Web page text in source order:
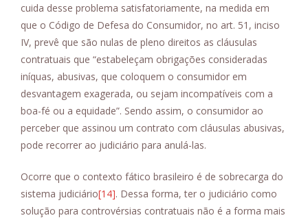
cuida desse problema satisfatoriamente, na medida em
que o Código de Defesa do Consumidor, no art. 51, inciso
IV, prevê que são nulas de pleno direitos as cláusulas
contratuais que “estabeleçam obrigações consideradas
iníquas, abusivas, que coloquem o consumidor em
desvantagem exagerada, ou sejam incompatíveis com a
boa-fé ou a equidade”. Sendo assim, o consumidor ao
perceber que assinou um contrato com cláusulas abusivas,
pode recorrer ao judiciário para anulá-las.
Ocorre que o contexto fático brasileiro é de sobrecarga do
sistema judiciário[14]. Dessa forma, ter o judiciário como
solução para controvérsias contratuais não é a forma mais